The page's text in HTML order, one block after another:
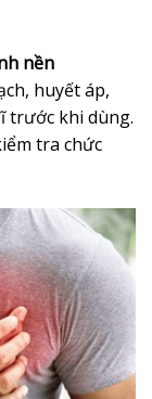
nền
huyết áp,
trước khi dùng.
tra chức